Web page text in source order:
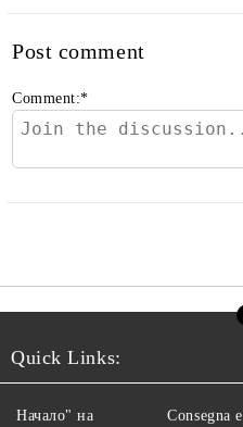
Post comment
Comment:*
Quick Links:
Начало" на
Consegna e